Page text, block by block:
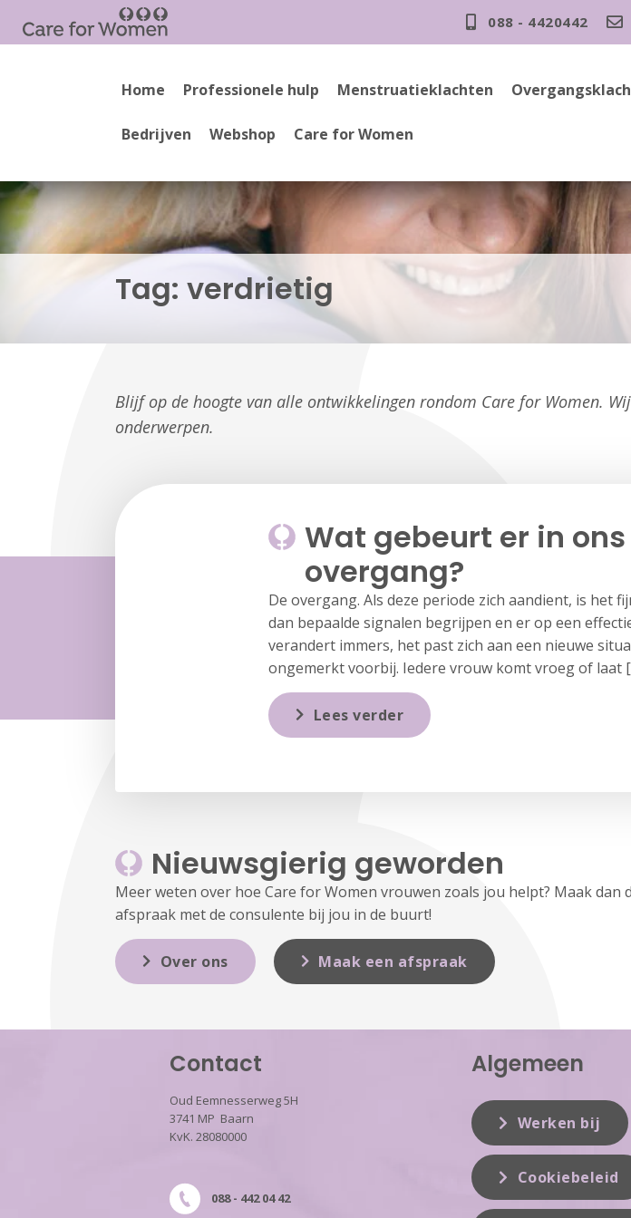
088 - 4420442
Home Professionele hulp Menstruatieklachten
Bedrijven Webshop Care for Women
Tag: verdrietig
Blijf op de hoogte van alle ontwikkelingen rondom Care for Women.
onderwerpen.
Wat gebeurt er in
overgang?
De overgang. Als deze periode zich aandient, is het
dan bepaalde signalen begrijpen en er op een
verandert immers, het past zich aan een nieuwe
ongemerkt voorbij. Iedere vrouw komt vroeg of laat
Lees verder
Nieuwsgierig geworden
Meer weten over hoe Care for Women vrouwen zoals jou helpt? Maak dan
afspraak met de consulente bij jou in de buurt!
Over ons Maak een afspraak
Contact
Oud Eemnesserweg 5H
3741 MP Baarn
KvK. 28080000
088 - 442 04 42
Algemeen
Werken bij
Cookiebeleid